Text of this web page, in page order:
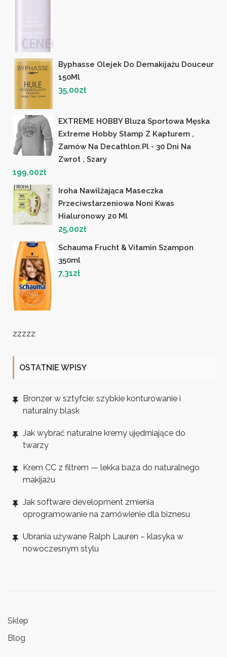
Byphasse Olejek Do Demakijażu Douceur
150Ml
35,00zł
EXTREME HOBBY Bluza Sportowa Męska
Extreme Hobby Stamp Z Kapturem ,
Zamów Na Decathlon.pl - 30 Dni Na
Zwrot , Szary
199,00zł
Iroha Nawilżająca Maseczka
Przeciwstarzeniowa Noni Kwas
Hialuronowy 20 Ml
25,00zł
Schauma Frucht & Vitamin Szampon
350ml
7,31zł
zzzzz
OSTATNIE WPISY
Bronzer w sztyfcie: szybkie konturowanie i
naturalny blask
Jak wybrać naturalne kremy ujędrniające do
twarzy
Krem CC z filtrem — lekka baza do naturalnego
makijażu
Jak software development zmienia
oprogramowanie na zamówienie dla biznesu
Ubrania używane Ralph Lauren – klasyka w
nowoczesnym stylu
Sklep
Blog